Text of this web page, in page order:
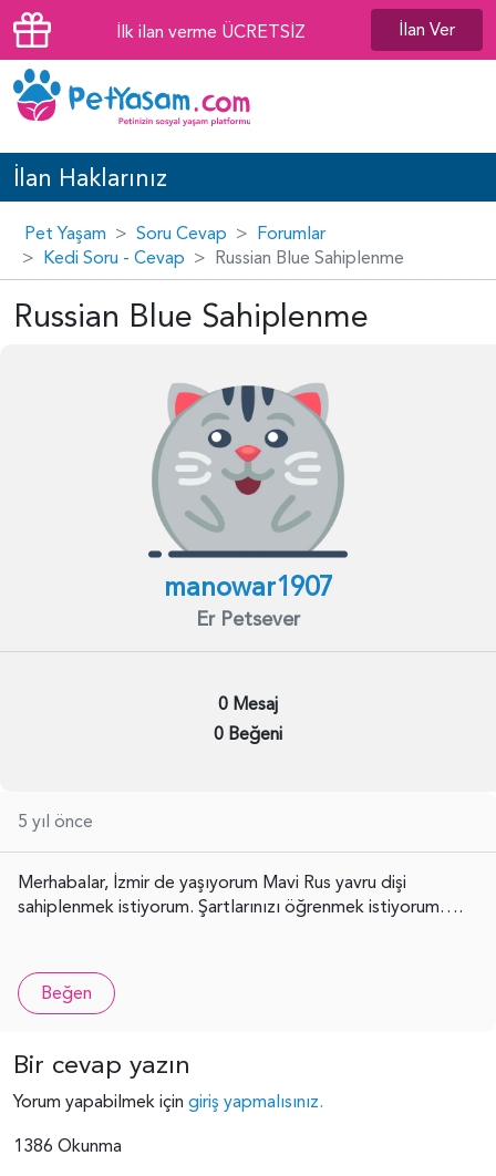
İlk ilan verme ÜCRETSİZ İlan Ver
İlan Haklarınız
Pet Yaşam Soru Cevap
Forumlar
Kedi Soru - Cevap
Russian Blue Sahiplenme
Russian Blue Sahiplenme
manowar1907
Er Petsever
0 Mesaj
0 Beğeni
5 yıl önce
Merhabalar, İzmir de yaşıyorum Mavi Rus yavru dişi
sahiplenmek istiyorum. Şartlarınızı öğrenmek istiyorum….
Beğen
Bir cevap yazın
Yorum yapabilmek için giriş yapmalısınız.
1386 Okunma